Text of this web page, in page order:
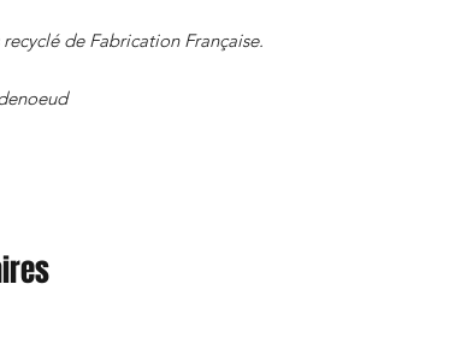
de Fabrication Française.